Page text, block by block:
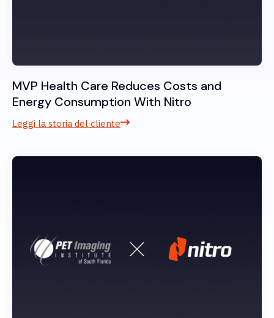
MVP Health Care Reduces Costs and
Energy Consumption With Nitro
Leggi la storia del cliente